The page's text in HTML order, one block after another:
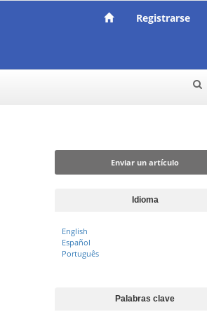
Registrarse
Enviar un artículo
Idioma
English
Español
Português
Palabras clave